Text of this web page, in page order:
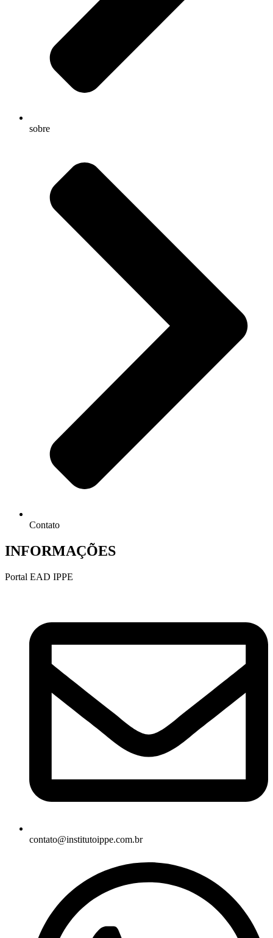
sobre
Contato
INFORMAÇÕES
Portal EAD IPPE
contato@institutoippe.com.br